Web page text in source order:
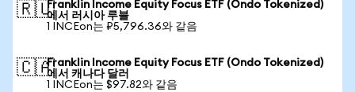
🇷🇺Franklin Income Equity Focus ETF (Ondo Tokenized)
에서 러시아 루블
1 INCEon는 ₽5,796.36와 같음
🇨🇦Franklin Income Equity Focus ETF (Ondo Tokenized)
에서 캐나다 달러
1 INCEon는 $97.82와 같음